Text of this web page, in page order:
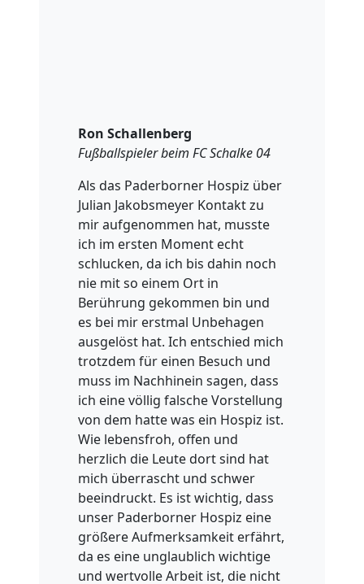
Ron Schallenberg
Fußballspieler beim FC Schalke 04
Als das Paderborner Hospiz über
Julian Jakobsmeyer Kontakt zu
mir aufgenommen hat, musste
ich im ersten Moment echt
schlucken, da ich bis dahin noch
nie mit so einem Ort in
Berührung gekommen bin und
es bei mir erstmal Unbehagen
ausgelöst hat. Ich entschied mich
trotzdem für einen Besuch und
muss im Nachhinein sagen, dass
ich eine völlig falsche Vorstellung
von dem hatte was ein Hospiz ist.
Wie lebensfroh, offen und
herzlich die Leute dort sind hat
mich überrascht und schwer
beeindruckt. Es ist wichtig, dass
unser Paderborner Hospiz eine
größere Aufmerksamkeit erfährt,
da es eine unglaublich wichtige
und wertvolle Arbeit ist, die nicht